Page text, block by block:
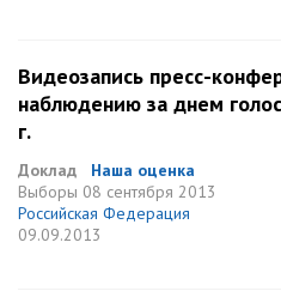
Видеозапись пресс-
наблюдению за днем
г.
Доклад
Наша оценка
Выборы 08 сентября 2013
Российская Федерация
09.09.2013